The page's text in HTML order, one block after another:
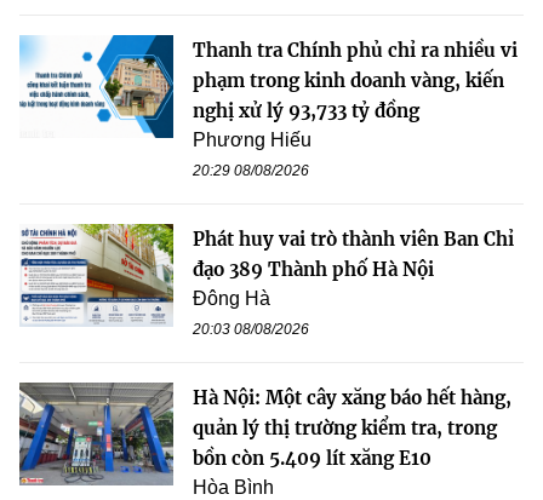
Thanh tra Chính phủ chỉ ra nhiều vi
phạm trong kinh doanh vàng, kiến
nghị xử lý 93,733 tỷ đồng
Phương Hiếu
20:29 08/08/2026
Phát huy vai trò thành viên Ban Chỉ
đạo 389 Thành phố Hà Nội
Đông Hà
20:03 08/08/2026
Hà Nội: Một cây xăng báo hết hàng,
quản lý thị trường kiểm tra, trong
bồn còn 5.409 lít xăng E10
Hòa Bình